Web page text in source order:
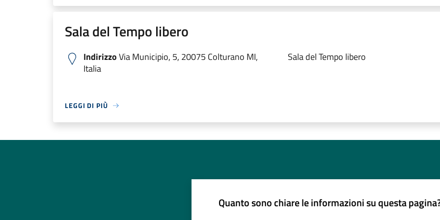
Sala del Tempo libero
IndirizzoVia Municipio, 5, 20075 Colturano MI,
Italia
Sala del Tempo libero
LEGGI DI PIÙ
Quanto sono chiare le informazioni su questa